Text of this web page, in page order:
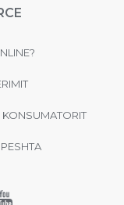
KONSUMATORIT